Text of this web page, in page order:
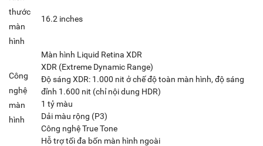
thước
màn
hình
16.2 inches
Công
nghệ
màn
hình
Màn hình Liquid Retina XDR
XDR (Extreme Dynamic Range)
Độ sáng XDR: 1.000 nit ở chế độ toàn màn hình, độ sáng
đỉnh 1.600 nit (chỉ nội dung HDR)
1 tỷ màu
Dải màu rộng (P3)
Công nghệ True Tone
Hỗ trợ tối đa bốn màn hình ngoài